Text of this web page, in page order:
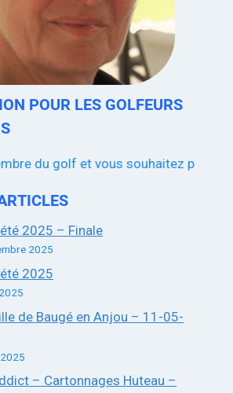
POUR LES GOLFEURS
du golf et vous souhaitez
2025 – Finale
2025
2025
de Baugé en Anjou – 11-05-
– Cartonnages Huteau –